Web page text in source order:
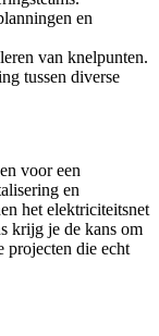
en
van knelpunten.
tussen diverse
voor een
en
het elektriciteitsnet
krijg je de kans om
projecten die echt